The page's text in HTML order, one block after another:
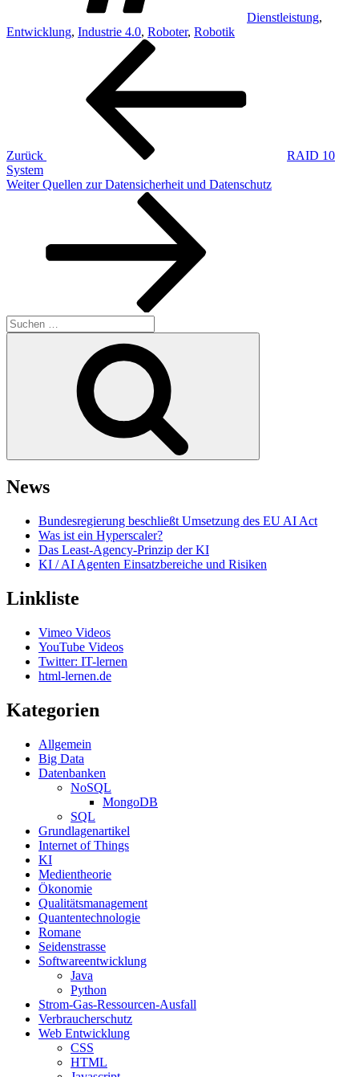
Dienstleistung,
Entwicklung, Industrie 4.0, Roboter, Robotik
Beitragsnavigation
Zurück
RAID 10
System
Nächster
Weiter Quellen zur Datensicherheit und Datenschutz
Suchen
nach:
News
Bundesregierung beschließt Umsetzung des EU AI Act
Was ist ein Hyperscaler?
Das Least-Agency-Prinzip der KI
KI / AI Agenten Einsatzbereiche und Risiken
Linkliste
Vimeo Videos
YouTube Videos
Twitter: IT-lernen
html-lernen.de
Kategorien
Allgemein
Big Data
Datenbanken
NoSQL
MongoDB
SQL
Grundlagenartikel
Internet of Things
KI
Medientheorie
Ökonomie
Qualitätsmanagement
Quantentechnologie
Romane
Seidenstrasse
Softwareentwicklung
Java
Python
Strom-Gas-Ressourcen-Ausfall
Verbraucherschutz
Web Entwicklung
CSS
HTML